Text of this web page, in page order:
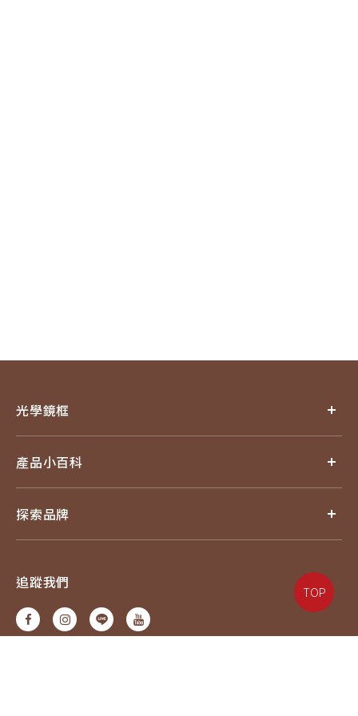
追蹤我們
光學鏡框
產品小百科
探索品牌
TOP